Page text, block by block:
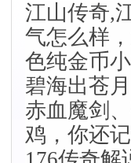
江山传奇,
气怎么样
色纯金币
碧海出苍
赤血魔剑
鸡，你还